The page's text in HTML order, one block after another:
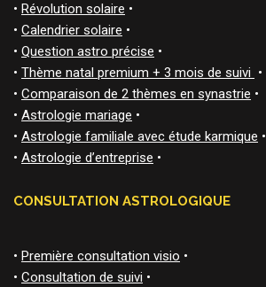
• Révolution solaire •
• Calendrier solaire •
• Question astro précise •
• Thème natal premium + 3 mois de suivi •
• Comparaison de 2 thèmes en synastrie •
• Astrologie mariage •
• Astrologie familiale avec étude karmique •
• Astrologie d’entreprise •
CONSULTATION ASTROLOGIQUE
• Première consultation visio •
• Consultation de suivi •